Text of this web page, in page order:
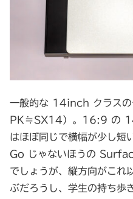
一般的な 14inch クラス
PK≒SX14）。16:9 の
はほぼ同じで横幅が少し短
Go じゃないほうの
でしょうが、縦方向がこれ
ぶだろうし、学生の持ち歩